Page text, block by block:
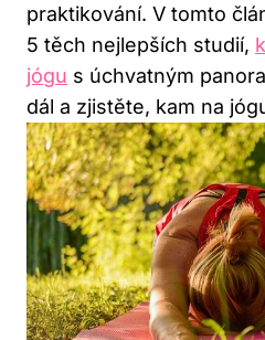
praktikování. V tomto
5 těch nejlepších studií,
jógu s úchvatným
dál a zjistěte, kam na